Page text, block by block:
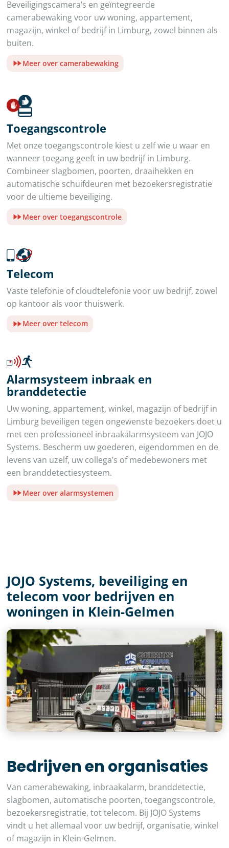
Beveiligingscamera’s en geïntegreerde
camerabewaking voor uw woning, appartement,
magazijn, winkel of bedrijf in Limburg, zowel binnen als
buiten.
Meer over camerabewaking
Toegangscontrole
Met onze toegangscontrole kiest u zelf wie u waar en
wanneer toegang geeft in uw bedrijf in Limburg.
Combineer slagbomen, poorten, draaihekken en
automatische schuifdeuren met bezoekersregistratie
voor de ultieme beveiliging.
Meer over toegangscontrole
Telecom
Vaste telefonie of cloudtelefonie voor uw bedrijf, zowel
op kantoor als voor thuiswerk.
Meer over telecom
Alarmsysteem inbraak en
branddetectie
Uw woning, appartement, winkel, magazijn of bedrijf in
Limburg beveiligen tegen ongewenste bezoekers doet u
met een professioneel inbraakalarmsysteem van JOJO
Systems. Bescherm uw goederen, eigendommen en de
levens van uzelf, uw collega’s of medebewoners met
een branddetectiesysteem.
Meer over alarmsystemen
JOJO Systems, beveiliging en
telecom voor bedrijven en
woningen in Klein-Gelmen
Bedrijven en organisaties
Van camerabewaking, inbraakalarm, branddetectie,
slagbomen, automatische poorten, toegangscontrole,
bezoekersregistratie, tot telecom. Bij JOJO Systems
vindt u het allemaal voor uw bedrijf, organisatie, winkel
of magazijn in Klein-Gelmen.